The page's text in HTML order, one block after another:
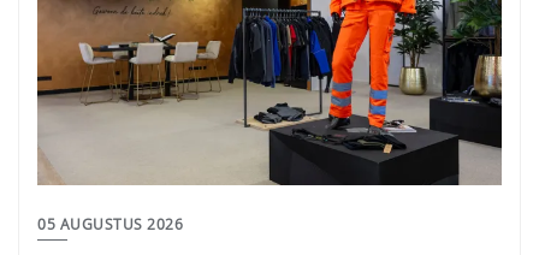
05 AUGUSTUS 2026